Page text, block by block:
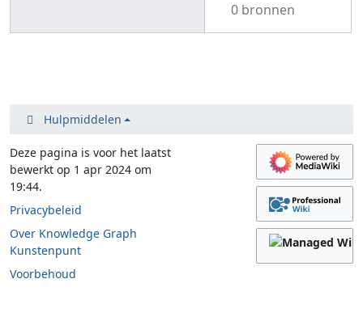
0 bronnen
Hulpmiddelen
Deze pagina is voor het laatst
bewerkt op 1 apr 2024 om
19:44.
Privacybeleid
Over Knowledge Graph
Kunstenpunt
Voorbehoud